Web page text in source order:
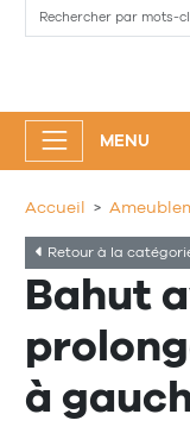
MENU
Accueil
Retour à la
Bahut
à